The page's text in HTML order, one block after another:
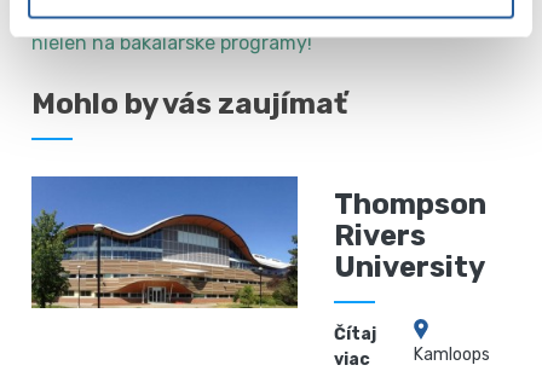
využite našu službu asistencie pri prijímacom konaní
nielen na bakalárske programy!
Mohlo by vás zaujímať
Thompson
Rivers
University
Čítaj
viac
Kamloops